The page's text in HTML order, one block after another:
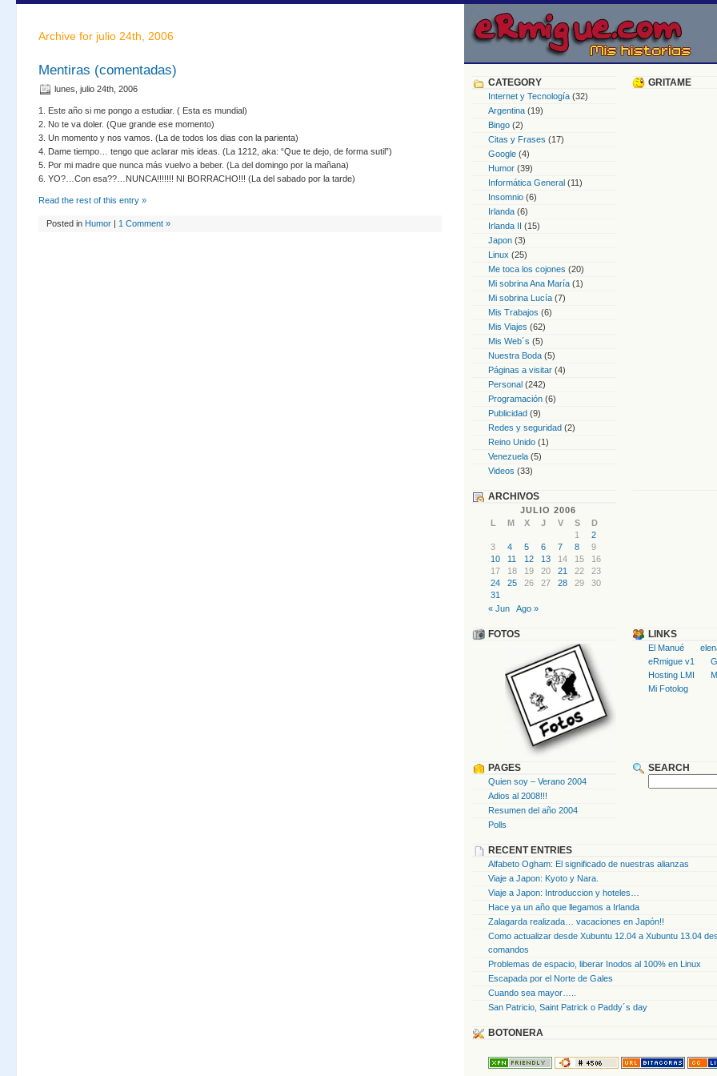
Archive for julio 24th, 2006
Mentiras (comentadas)
lunes, julio 24th, 2006
1. Este año si me pongo a estudiar. ( Esta es mundial)
2. No te va doler. (Que grande ese momento)
3. Un momento y nos vamos. (La de todos los dias con la parienta)
4. Dame tiempo… tengo que aclarar mis ideas. (La 1212, aka: “Que te dejo, de forma sutil”)
5. Por mi madre que nunca más vuelvo a beber. (La del domingo por la mañana)
6. YO?…Con esa??…NUNCA!!!!!!! NI BORRACHO!!! (La del sabado por la tarde)
Read the rest of this entry »
Posted in Humor | 1 Comment »
CATEGORY
Internet y Tecnología (32)
Argentina (19)
Bingo (2)
Citas y Frases (17)
Google (4)
Humor (39)
Informática General (11)
Insomnio (6)
Irlanda (6)
Irlanda II (15)
Japon (3)
Linux (25)
Me toca los cojones (20)
Mi sobrina Ana María (1)
Mi sobrina Lucía (7)
Mis Trabajos (6)
Mis Viajes (62)
Mis Web´s (5)
Nuestra Boda (5)
Páginas a visitar (4)
Personal (242)
Programación (6)
Publicidad (9)
Redes y seguridad (2)
Reino Unido (1)
Venezuela (5)
Videos (33)
GRITAME
ARCHIVOS
JULIO 2006
L
M X J V S
D
1
2
3
4 5 6 7 8
9
10
11 12 13 14 15
16
17
18 19 20 21 22
23
24
25 26 27 28 29
30
31
« Jun
Ago »
FOTOS LINKS
El Manué
eRmigue v1
Hosting LMI
Mi Fotolog
PAGES
Quien soy – Verano 2004
Adios al 2008!!!
Resumen del año 2004
Polls
SEARCH
RECENT ENTRIES
Alfabeto Ogham: El significado de nuestras alianzas
Viaje a Japon: Kyoto y Nara.
Viaje a Japon: Introduccion y hoteles…
Hace ya un año que llegamos a Irlanda
Zalagarda realizada… vacaciones en Japón!!
Como actualizar desde Xubuntu 12.04 a Xubuntu 13.04
comandos
Problemas de espacio, liberar Inodos al 100% en Linux
Escapada por el Norte de Gales
Cuando sea mayor…..
San Patricio, Saint Patrick o Paddy´s day
BOTONERA